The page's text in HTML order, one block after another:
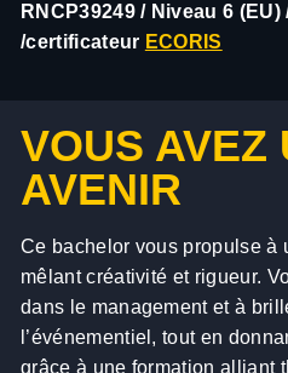
RNCP39249 / Niveau 6
/certificateur ECORIS
VOUS AVEZ
AVENIR
Ce bachelor vous propulse à
mêlant créativité et rigueur.
dans le management et à
l’événementiel, tout en
grâce à une formation alliant